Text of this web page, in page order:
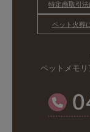
特定商取引
ペット火葬
ペットメモ